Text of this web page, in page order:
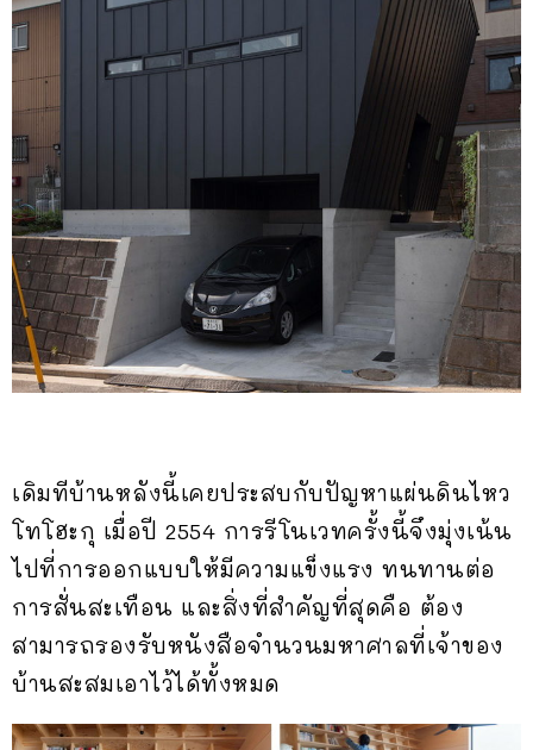
เดิมทีบ้านหลังนี้เคยประสบกับปัญหาแผ่นดินไหว
โทโฮะกุ เมื่อปี 2554 การรีโนเวทครั้งนี้จึงมุ่งเน้น
ไปที่การออกแบบให้มีความแข็งแรง ทนทานต่อ
การสั่นสะเทือน และสิ่งที่สำคัญที่สุดคือ ต้อง
สามารถรองรับหนังสือจำนวนมหาศาลที่เจ้าของ
บ้านสะสมเอาไว้ได้ทั้งหมด